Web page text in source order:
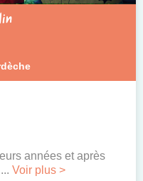
années et après
Voir plus >